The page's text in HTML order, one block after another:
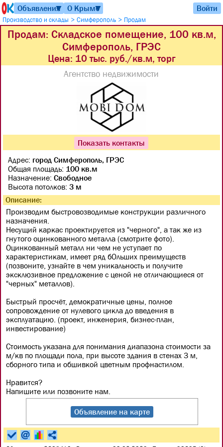
Объявления
▼ О Крыме
▼ Войти
Производство и склады > Симферополь > Продам
Продам: Складское помещение, 100 кв.м,
Симферополь, ГРЭС
Цена: 10 тыс. руб./кв.м, торг
Агентство недвижимости
Показать контакты
Адрес: город Симферополь, ГРЭС
Общая площадь: 100 кв.м
Назначение:Свободное
Высота потолков:3 м
Описание:
Производим быстровозводимые конструкции различного
назначения.
Несущий каркас проектируется из "черного", а так же из
гнутого оцинкованного металла (смотрите фото).
Оцинкованный металл ни чем не уступает по
характеристикам, имеет ряд бОльших преимуществ
(позвоните, узнайте в чем уникальность и получите
эксклюзивное предложение с ценой не отличающиеся от
"черных" металлов).
Быстрый просчёт, демократичные цены, полное
сопровождение от нулевого цикла до введения в
эксплуатацию. (проект, инженерия, бизнес-план,
инвестирование)
Стоимость указана для понимания диапазона стоимости за
м/кв по площади пола, при высоте здания в стенах 3 м,
сборного типа и обшивкой цветным профнастилом.
Нравится?
Напишите или позвоните нам.
Объявление на карте